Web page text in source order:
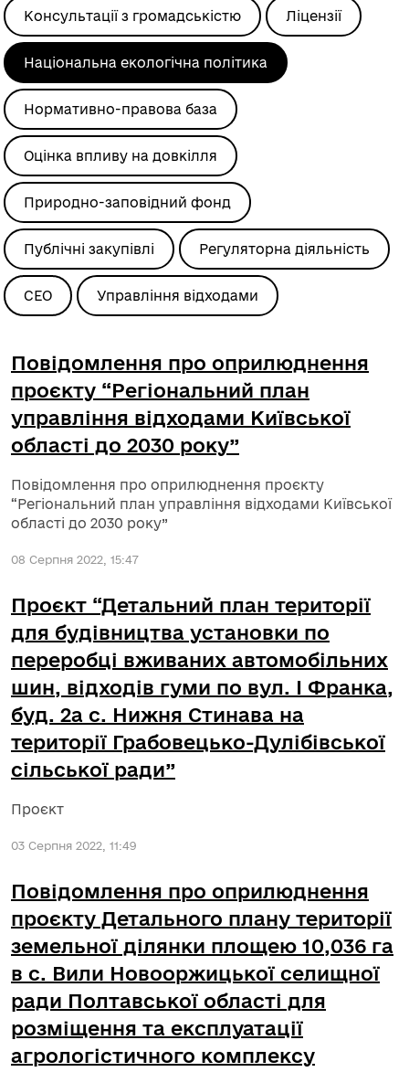
Консультації з громадськістю Ліцензії
Національна екологічна політика
Нормативно-правова база
Оцінка впливу на довкілля
Природно-заповідний фонд
Публічні закупівлі Регуляторна діяльність
СЕО Управління відходами
Повідомлення про оприлюднення
проєкту “Регіональний план
управління відходами Київської
області до 2030 року”
Повідомлення про оприлюднення проєкту
“Регіональний план управління відходами Київської
області до 2030 року”
08 Серпня 2022, 15:47
Проєкт “Детальний план території
для будівництва установки по
переробці вживаних автомобільних
шин, відходів гуми по вул. І Франка,
буд. 2а с. Нижня Стинава на
території Грабовецько-Дулібівської
сільської ради”
Проєкт
03 Серпня 2022, 11:49
Повідомлення про оприлюднення
проєкту Детального плану території
земельної ділянки площею 10,036 га
в с. Вили Новооржицької селищної
ради Полтавської області для
розміщення та експлуатації
агрологістичного комплексу